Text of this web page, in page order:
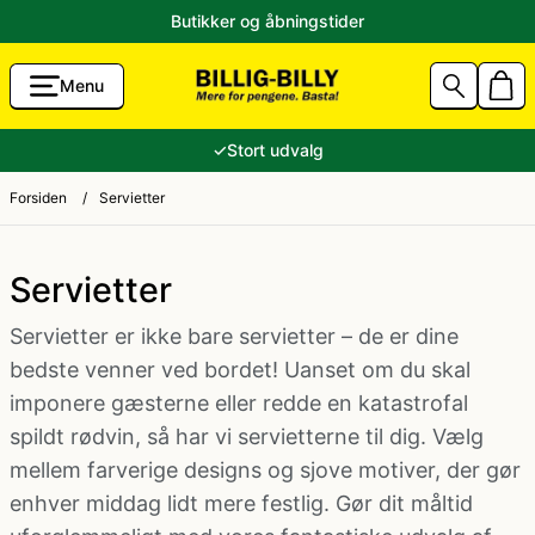
Butikker og åbningstider
Menu
✓Stort udvalg
Andre kostumer
Ansigtsmaling og hårfarve
Brandmand kostume
Cheerleader kostume
Cowboy kostume og Indianer kostume
Sidste skoledag kostume
Fastelavnskostume
Halloween 2026 - Halloween kostume og pynt
Konfirmation
Jul
til Lavpris
og ryger-grej
Forsiden / Servietter
Servietter
Servietter er ikke bare servietter – de er dine
bedste venner ved bordet! Uanset om du skal
imponere gæsterne eller redde en katastrofal
spildt rødvin, så har vi servietterne til dig. Vælg
mellem farverige designs og sjove motiver, der gør
enhver middag lidt mere festlig. Gør dit måltid